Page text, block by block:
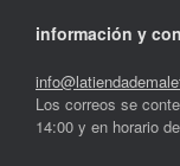
información y
Los correos se
14:00 y en horario